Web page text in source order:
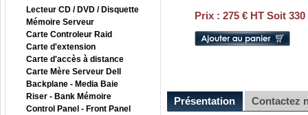
Lecteur CD / DVD / Disquette
Mémoire Serveur
Carte Controleur Raid
Carte d'extension
Carte d'accès à distance
Carte Mère Serveur Dell
Backplane - Media Baie
Riser - Bank Mémoire
Control Panel - Front Panel
Prix : 275 € HT Soit 330
Présentation Contactez